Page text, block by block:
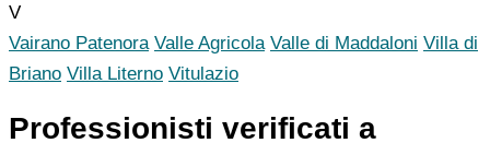
V
Vairano Patenora Valle Agricola Valle di Maddaloni Villa di
Briano Villa Literno Vitulazio
Professionisti verificati a